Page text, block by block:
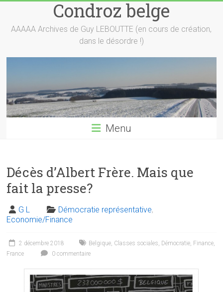
content
Condroz belge
AAAAA Archives de Guy LEBOUTTE (en cours de création,
dans le désordre !)
Menu
Décès d’Albert Frère. Mais que
fait la presse?
G L Démocratie représentative,
Economie/Finance
2 décembre 2018 Belgique, Classes sociales, Démocratie, Finance,
France
0 commentaire